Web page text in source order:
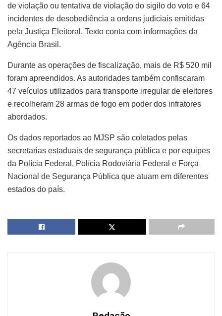
de violação ou tentativa de violação do sigilo do voto e 64
incidentes de desobediência a ordens judiciais emitidas
pela Justiça Eleitoral. Texto conta com informações da
Agência Brasil.
Durante as operações de fiscalização, mais de R$ 520 mil
foram apreendidos. As autoridades também confiscaram
47 veículos utilizados para transporte irregular de eleitores
e recolheram 28 armas de fogo em poder dos infratores
abordados.
Os dados reportados ao MJSP são coletados pelas
secretarias estaduais de segurança pública e por equipes
da Polícia Federal, Polícia Rodoviária Federal e Força
Nacional de Segurança Pública que atuam em diferentes
estados do país.